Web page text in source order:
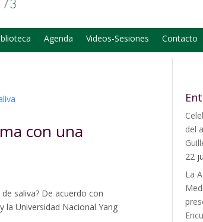
Agenda Videos-Sesiones Contacto
con una
saliva? De acuerdo con
la Universidad Nacional Yang
del
22
La